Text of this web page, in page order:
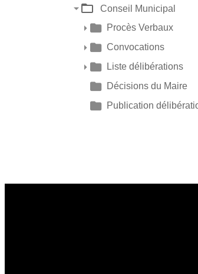
Conseil Municipal
Procès Verbaux
Convocations
Liste délibérations
Décisions du Maire
Publication